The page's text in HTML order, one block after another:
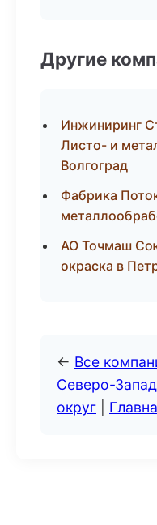
Другие
Инжиниринг
Листо- и
Волгоград
Фабрика
АО Точмаш
окраска в
← Все
Северо-
округ